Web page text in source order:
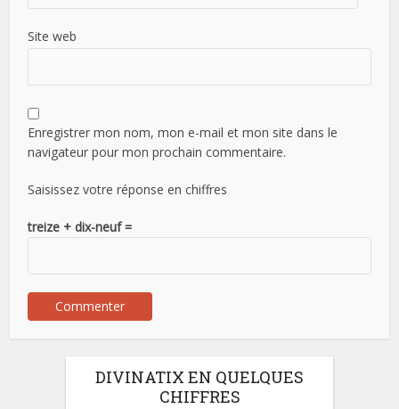
Site web
Enregistrer mon nom, mon e-mail et mon site dans le
navigateur pour mon prochain commentaire.
Saisissez votre réponse en chiffres
treize + dix-neuf =
DIVINATIX EN QUELQUES
CHIFFRES